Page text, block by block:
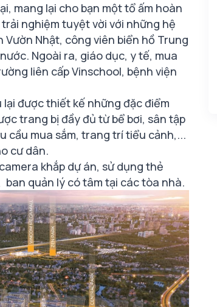
mang lại cho bạn một tổ ấm hoàn
nghiệm tuyệt vời với những hệ
Nhật, công viên biển hồ Trung
Ngoài ra, giáo dục, y tế, mua
liên cấp Vinschool, bệnh viện
được thiết kế những đặc điểm
trang bị đầy đủ từ bể bơi, sân tập
cầu mua sắm, trang trí tiểu cảnh,...
cư dân.
khắp dự án, sử dụng thẻ
ban quản lý có tâm tại các tòa nhà.